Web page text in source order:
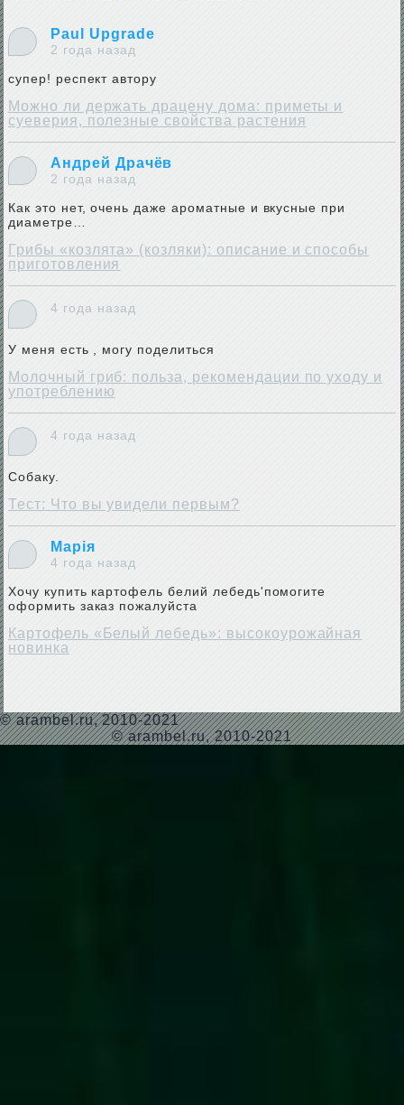
Paul Upgrade
2 года назад
супер! респект автору
Можно ли держать драцену дома: приметы и
суеверия, полезные свойства растения
Андрей Драчёв
2 года назад
Как это нет, очень даже ароматные и вкусные при
диаметре…
Грибы «козлята» (козляки): описание и способы
приготовления
4 года назад
У меня есть , могу поделиться
Молочный гриб: польза, рекомендации по уходу и
употреблению
4 года назад
Собаку.
Тест: Что вы увидели первым?
Марія
4 года назад
Хочу купить картофель белий лебедь'помогите
оформить заказ пожалуйста
Картофель «Белый лебедь»: высокоурожайная
новинка
© arambel.ru, 2010-2021
© arambel.ru, 2010-2021